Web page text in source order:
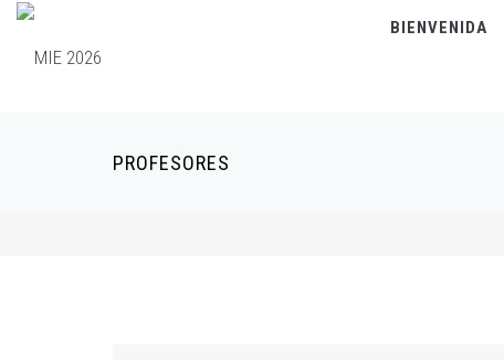
Pasar al contenido principal
BIENVENIDA
PROFESORES